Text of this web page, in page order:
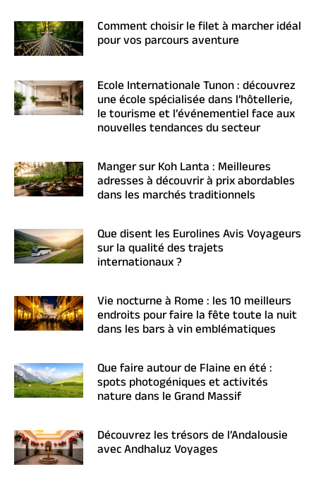
Comment choisir le filet à marcher idéal
pour vos parcours aventure
Ecole Internationale Tunon : découvrez
une école spécialisée dans l’hôtellerie,
le tourisme et l’événementiel face aux
nouvelles tendances du secteur
Manger sur Koh Lanta : Meilleures
adresses à découvrir à prix abordables
dans les marchés traditionnels
Que disent les Eurolines Avis Voyageurs
sur la qualité des trajets
internationaux ?
Vie nocturne à Rome : les 10 meilleurs
endroits pour faire la fête toute la nuit
dans les bars à vin emblématiques
Que faire autour de Flaine en été :
spots photogéniques et activités
nature dans le Grand Massif
Découvrez les trésors de l’Andalousie
avec Andhaluz Voyages